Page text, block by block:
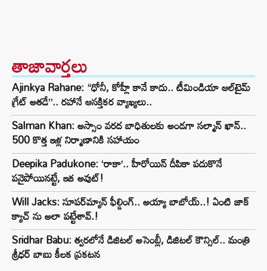
తాజావార్తలు
Ajinkya Rahane: “ధోనీ, కోహ్లీ కానే కాదు.. టీమిండియా ఆల్‌టైమ్
గ్రేట్ అతడే”.. రహానే ఆసక్తికర వ్యాఖ్యలు..
Salman Khan: అస్సాం వరద బాధితులకు అండగా సల్మాన్ ఖాన్..
500 కొత్త ఇళ్ల నిర్మాణానికి సహాయం
Deepika Padukone: ‘రాకా’.. హీరోయిన్ దీపికా పదుకొనే
పనైపోయినట్టే, ఇక అవుట్!
Will Jacks: సూపర్‌మ్యాన్ ఫీల్డింగ్.. అయ్యా బాబోయ్..! ఏంటి జాక్
క్యాచ్ ను అలా పట్టేశావ్.!
Sridhar Babu: త్వరలోనే డిజిటల్ అసెంబ్లీ, డిజిటల్ కౌన్సిల్.. మంత్రి
శ్రీధర్ బాబు కీలక ప్రకటన